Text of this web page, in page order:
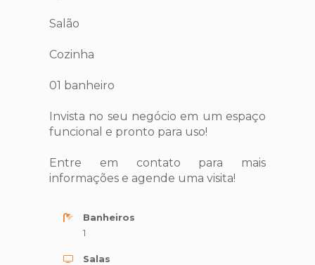
Salão
Cozinha
01 banheiro
Invista no seu negócio em um espaço
funcional e pronto para uso!
Entre em contato para mais
informações e agende uma visita!
Banheiros
1
Salas